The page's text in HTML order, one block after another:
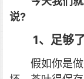
说?
1、足够
假如你是